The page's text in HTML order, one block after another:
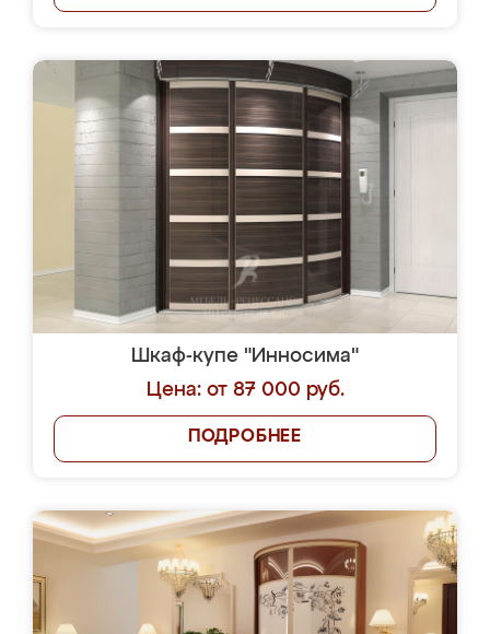
Шкаф-купе "Инносима"
Цена: от 87 000 руб.
ПОДРОБНЕЕ